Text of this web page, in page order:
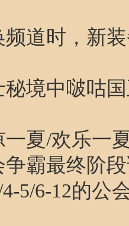
频道时，新
秘境中啵咕
一夏/欢乐一
争霸最终阶
4-5/6-12的公